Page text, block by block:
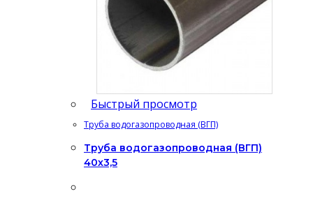
Быстрый просмотр
Труба водогазопроводная (ВГП)
Труба водогазопроводная (ВГП)
40х3,5